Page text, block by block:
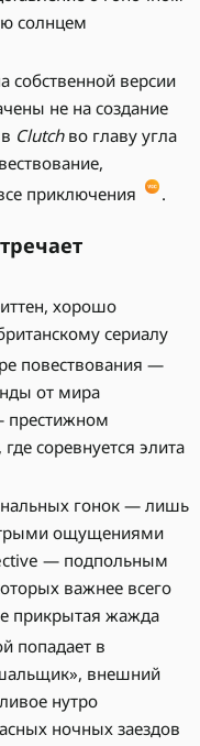
солнцем
собственной версии
не на создание
Clutchво главу угла
приключения
.
хорошо
сериалу
повествования —
от мира
престижном
соревнуется элита
гонок — лишь
ощущениями
— подпольным
важнее всего
прикрытая жажда
попадает в
внешний
нутро
ночных заездов